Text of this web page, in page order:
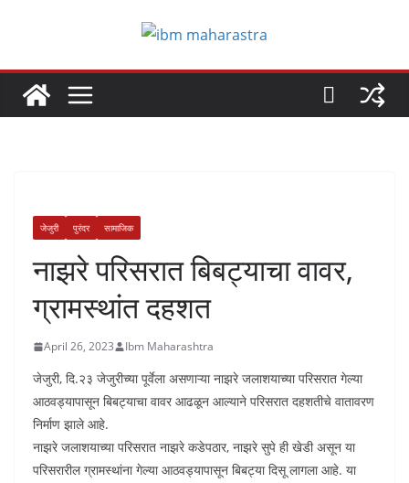
जेजुरी पुरंदर सामाजिक
नाझरे परिसरात बिबट्याचा वावर,
ग्रामस्थांत दहशत
April 26, 2023 Ibm Maharashtra
जेजुरी, दि.२३ जेजुरीच्या पूर्वेला असणाऱ्या नाझरे जलाशयाच्या परिसरात गेल्या
आठवड्यापासून बिबट्याचा वावर आढळून आल्याने परिसरात दहशतीचे वातावरण
निर्माण झाले आहे.
नाझरे जलाशयाच्या परिसरात नाझरे कडेपठार, नाझरे सुपे ही खेडी असून या
परिसरारील ग्रामस्थांना गेल्या आठवड्यापासून बिबट्या दिसू लागला आहे. या